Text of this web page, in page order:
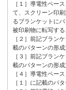
［１］導電性ペー
て、スクリーン印
るブランケットに
被印刷物に転写す
［２］前記ブラン
載のパターンの形成
［３］前記ブラン
載のパターンの形成
［４］導電性ペー
［１］に記載のパ